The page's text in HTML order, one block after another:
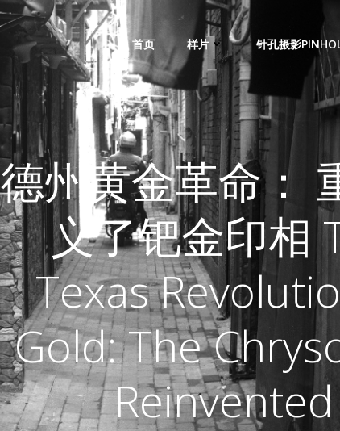
首页 样片 针孔摄影
德州黄金革命：
义了钯金印相
Texas
Gold: The
Reinvented